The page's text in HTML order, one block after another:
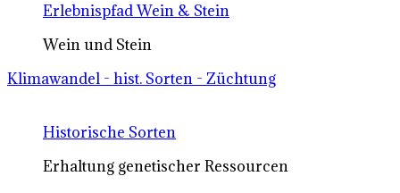
Erlebnispfad Wein & Stein
Wein und Stein
Klimawandel - hist. Sorten - Züchtung
Historische Sorten
Erhaltung genetischer Ressourcen